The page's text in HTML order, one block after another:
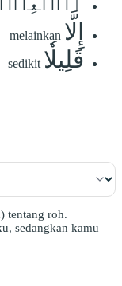
إِلَّا melainkan
قَلِيلٗا sedikit
tentang roh.
sedangkan kamu